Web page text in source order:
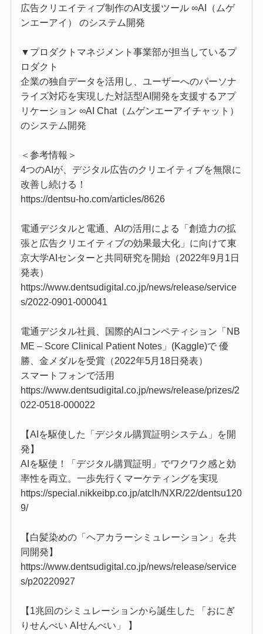
広告クリエイティブ制作のAI支援ツール ∞AI（ムゲ
ンエーアイ） のシステム開発
▼プロダクトマネジメント事業部が担当しているプ
ロダクト
企業の独自データを活用し、ユーザーへのパーソナ
ライズ対応を実現した対話型AI開発を支援するアプ
リケーション ∞AI Chat（ムゲンエーアイチャット）
のシステム開発
＜参考情報＞
4つのAIが、デジタル広告のクリエイティブを無限に
改善し続ける！
https://dentsu-ho.com/articles/8626
電通デジタルと電通、AIの活用による「創造力の拡
張と広告クリエイティブの効果最大化」に向けて東
京大学AIセンターと共同研究を開始（2022年9月1日
発表）
https://www.dentsudigital.co.jp/news/release/service
s/2022-0901-000041
電通デジタル社員、国際的AIコンペティション「NB
ME – Score Clinical Patient Notes」(Kaggle)で 優
勝、金メダルを受賞（2022年5月18日発表）
スマートフォンで活用
https://www.dentsudigital.co.jp/news/release/prizes/2
022-0518-000022
【AIを駆使した「デジタル購買証明システム」を開
発】
AIを駆使！「デジタル購買証明」でワクワク感と効
率性を両立。一歩先行くマーケティングを実現
https://special.nikkeibp.co.jp/atclh/NXR/22/dentsu120
9/
【白髪染めの「ヘアカラーシミュレーション」を共
同開発】
https://www.dentsudigital.co.jp/news/release/service
s/p20220927
【1兆回のシミュレーションから誕生した 「おにぎ
りせんべい AIせんべい」 】